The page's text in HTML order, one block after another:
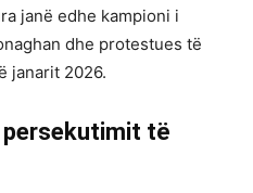
janë edhe kampioni i
dhe protestues të
janarit 2026.
të